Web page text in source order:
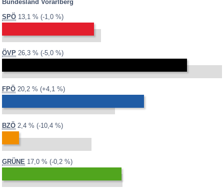
Bundesland Vorarlberg
SPÖ 2013:
13,1 % 2008:
14,1 %
Differenz:
-1,0 %
ÖVP 2013:
26,3 % 2008:
31,3 %
Differenz:
-5,0 %
FPÖ 2013:
20,2 % 2008:
16,1 %
Differenz:
+4,1 %
BZÖ 2013:
2,4 % 2008:
12,8 %
Differenz:
-10,4 %
GRÜNE 2013:
17,0 % 2008:
17,2 %
Differenz:
-0,2 %
vollständig ausgezählt
teilweise ausgezählt
Minima-Maxima-Analyse